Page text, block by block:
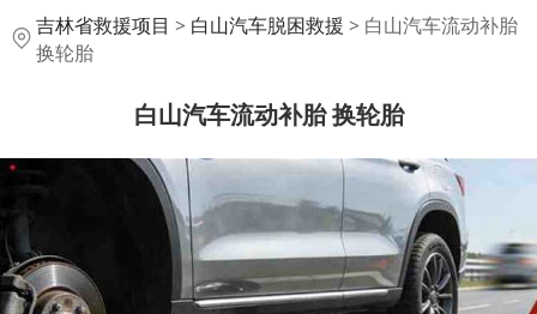
白山汽车流动补胎 换轮
吉林省救援项目 > 白山汽车脱困救援 > 白山汽车流动补胎
换轮胎
白山汽车流动补胎 换轮胎